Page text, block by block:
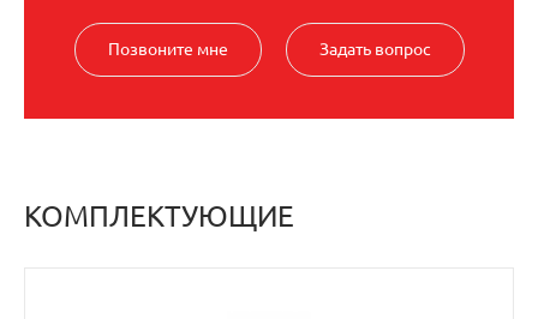
Позвоните мне Задать вопрос
КОМПЛЕКТУЮЩИЕ